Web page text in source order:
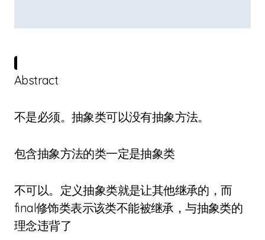
Abstract
不是必须。抽象类可以没有抽象方法。
包含抽象方法的类一定是抽象类
不可以。定义抽象类就是让其他继承的，而
final修饰类表示该类不能被继承，与抽象类的
理念违背了